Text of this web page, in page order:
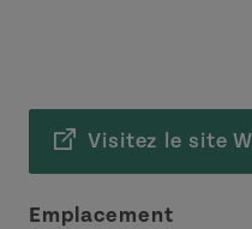
Visitez le site
Emplacement